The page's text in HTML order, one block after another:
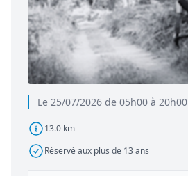
Le 25/07/2026 de 05h00 à 20h00
13.0 km
Réservé aux plus de 13 ans